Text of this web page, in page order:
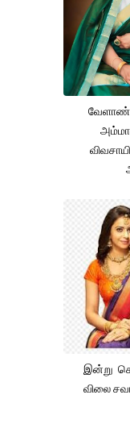
வேளாண்
இன்று
விலை